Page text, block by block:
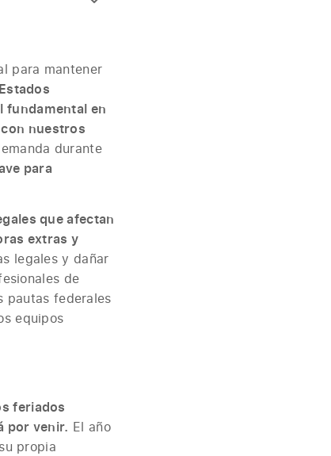
para mantener
fundamental en
nuestros
durante
para
que afectan
extras y
legales y dañar
de
pautas federales
equipos
feriados
por venir. El año
propia